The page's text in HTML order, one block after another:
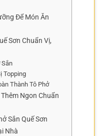
Để Món Ăn
Sơn Chuẩn Vị,
Sắn
Topping
Thành Tô Phở
Ngon Chuẩn
Sắn Quế Sơn
Nhà